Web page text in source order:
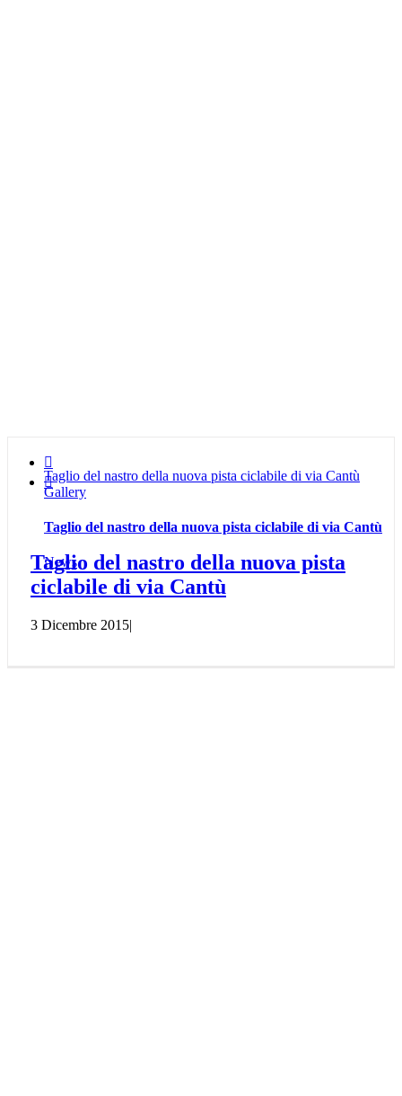
Taglio del nastro della nuova pista ciclabile di via Cantù
Gallery
Taglio del nastro della nuova pista ciclabile di via Cantù
News


Taglio del nastro della nuova pista
ciclabile di via Cantù
3 Dicembre 2015|